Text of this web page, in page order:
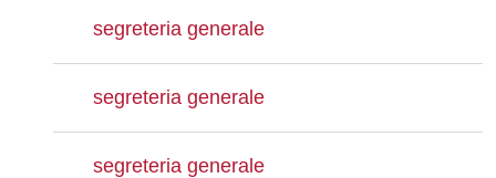
segreteria generale
segreteria generale
segreteria generale